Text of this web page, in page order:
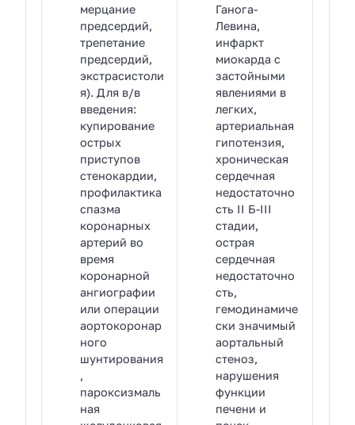
мерцание
предсердий,
трепетание
предсердий,
экстрасистоли
я). Для в/в
введения:
купирование
острых
приступов
стенокардии,
профилактика
спазма
коронарных
артерий во
время
коронарной
ангиографии
или операции
аортокоронар
ного
шунтирования
,
пароксизмаль
ная
Ганога-
Левина,
инфаркт
миокарда с
застойными
явлениями в
легких,
артериальная
гипотензия,
хроническая
сердечная
недостаточно
сть II Б-III
стадии,
острая
сердечная
недостаточно
сть,
гемодинамиче
ски значимый
аортальный
стеноз,
нарушения
функции
печени и